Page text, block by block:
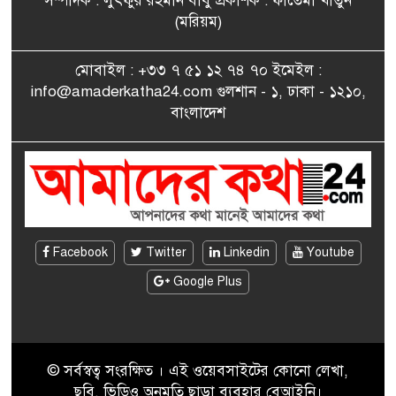
সাংবাদিকতায় কৃতিত্বের পুরস্কার
এমপি মমতাজ আলোকে
জেলা প্রবাসী এসোসিয়েশন’
বেদে সম্প্রদায় নিয়ে প্যারিসে
তথ্য-চলচ্চিত্র “ভাসমান জীবন”
(মরিয়ম)
মোবাইল : +৩৩ ৭ ৫১ ১২ ৭৪ ৭০ ইমেইল :
info@amaderkatha24.com গুলশান - ১, ঢাকা - ১২১০,
বাংলাদেশ
Facebook Twitter Linkedin
Youtube
Google Plus
© সর্বস্বত্ব সংরক্ষিত । এই ওয়েবসাইটের কোনো লেখা,
ছবি, ভিডিও অনুমতি ছাড়া ব্যবহার বেআইনি।